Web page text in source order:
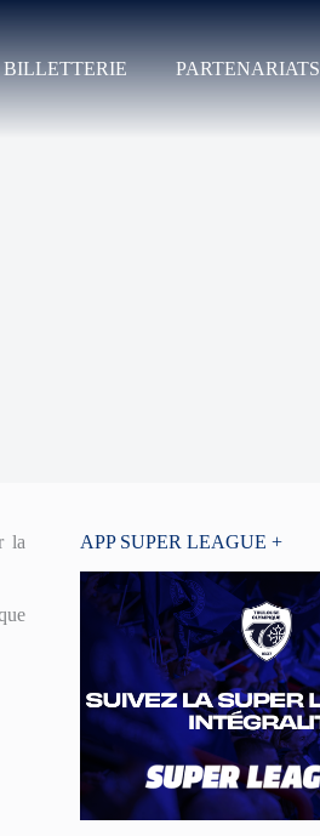
BILLETTERIE PARTENARIATS
la
APP SUPER LEAGUE +